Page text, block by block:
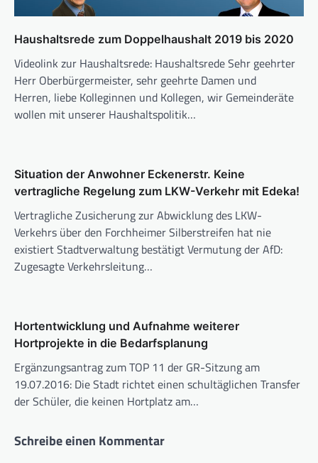
Haushaltsrede zum Doppelhaushalt 2019 bis 2020
Videolink zur Haushaltsrede: Haushaltsrede Sehr geehrter
Herr Oberbürgermeister, sehr geehrte Damen und
Herren, liebe Kolleginnen und Kollegen, wir Gemeinderäte
wollen mit unserer Haushaltspolitik…
Situation der Anwohner Eckenerstr. Keine
vertragliche Regelung zum LKW-Verkehr mit Edeka!
Vertragliche Zusicherung zur Abwicklung des LKW-
Verkehrs über den Forchheimer Silberstreifen hat nie
existiert Stadtverwaltung bestätigt Vermutung der AfD:
Zugesagte Verkehrsleitung…
Hortentwicklung und Aufnahme weiterer
Hortprojekte in die Bedarfsplanung
Ergänzungsantrag zum TOP 11 der GR-Sitzung am
19.07.2016: Die Stadt richtet einen schultäglichen Transfer
der Schüler, die keinen Hortplatz am…
Schreibe einen Kommentar